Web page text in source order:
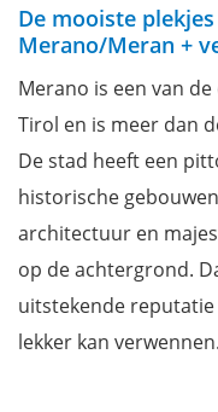
De mooiste
Merano/Meran +
Merano is een van
Tirol en is meer dan
De stad heeft een
historische
architectuur en
op de achtergrond.
uitstekende
lekker kan verwennen.